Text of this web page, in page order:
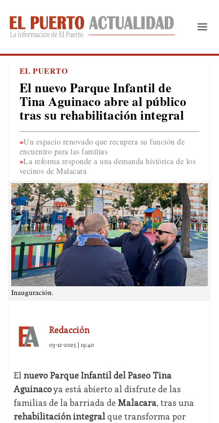
EL PUERTO
El nuevo Parque Infantil de
Tina Aguinaco abre al público
tras su rehabilitación integral
Un espacio renovado que recupera su función de
encuentro para las familias
La reforma responde a una demanda histórica de los
vecinos de Malacara
Inauguración.
Redacción
03-12-2025 | 19:40
El nuevo Parque Infantil del Paseo Tina
Aguinacoya está abierto al disfrute de las
familias de la barriada de Malacara, tras una
rehabilitación integralque transforma por